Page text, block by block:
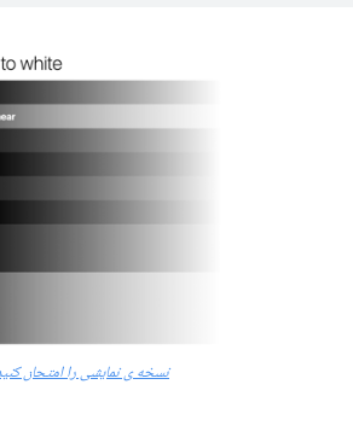
نسخه ی نمایشی را امتحان